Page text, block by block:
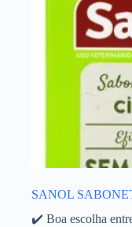
SANOL
✔️ Boa escolha